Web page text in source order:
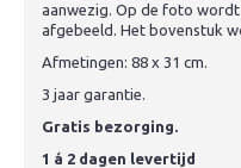
aanwezig. Op de foto
afgebeeld. Het bovenstuk
Afmetingen: 88 x 31 cm.
3 jaar garantie.
Gratis bezorging.
1 á 2 dagen levertijd